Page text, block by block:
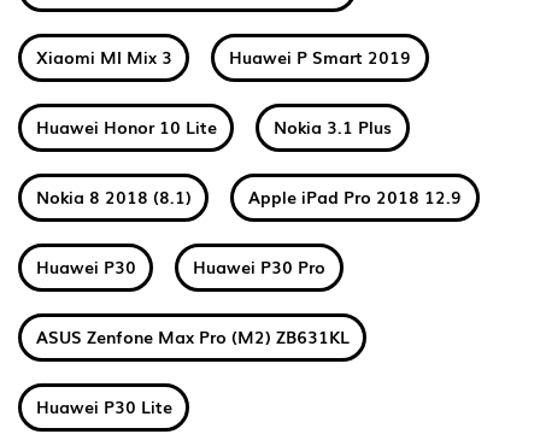
Xiaomi MI Mix 3 Huawei P Smart 2019
Huawei Honor 10 Lite Nokia 3.1 Plus
Nokia 8 2018 (8.1) Apple iPad Pro 2018 12.9
Huawei P30 Huawei P30 Pro
ASUS Zenfone Max Pro (M2) ZB631KL
Huawei P30 Lite